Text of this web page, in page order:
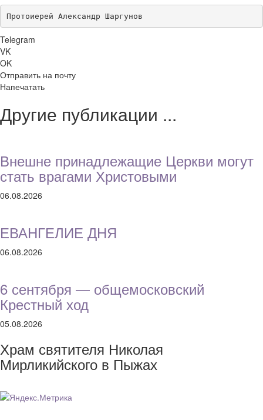
Протоиерей Александр Шаргунов
Telegram
VK
OK
Отправить на почту
Напечатать
Другие публикации ...
Внешне принадлежащие Церкви могут
стать врагами Христовыми
06.08.2026
ЕВАНГЕЛИЕ ДНЯ
06.08.2026
6 сентября — общемосковский
Крестный ход
05.08.2026
Храм святителя Николая
Мирликийского в Пыжах